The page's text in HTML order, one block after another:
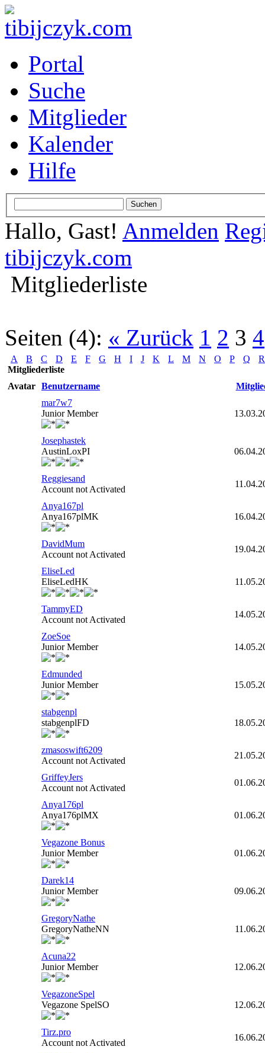
Portal
Suche
Mitglieder
Kalender
Hilfe
Hallo, Gast! Anmelden
tibijczyk.com
Mitgliederliste
Seiten (4): « Zurück 1 2 3 4
A B C D E F G H I J K L M N O P Q
R
Mitgliederliste
Avatar Benutzername
mar7w7
Junior Member
Josephastek
AustinLoxPI
Reggiesand
Account not Activated
Anya167pl
Anya167plMK
DavidMum
Account not Activated
EliseLed
EliseLedHK
TammyED
Account not Activated
ZoeSoe
Junior Member
Edmunded
Junior Member
stabgenpl
stabgenplFD
zmasoswift6209
Account not Activated
GriffeyJers
Account not Activated
Anya176pl
Anya176plMX
Vegazone Bonus
Junior Member
Darek14
Junior Member
GregoryNathe
GregoryNatheNN
Acuna22
Junior Member
VegazoneSpel
Vegazone SpelSO
Tirz.pro
Account not Activated